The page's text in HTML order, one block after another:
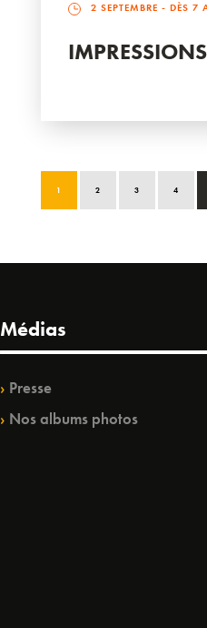
2 SEPTEMBRE - DÈS 7
1 2 3 4
Médias
Presse
Nos albums photos